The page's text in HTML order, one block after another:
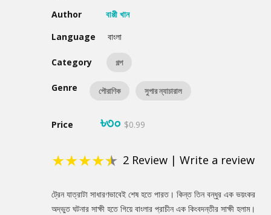
Author
বাপ্পী খান
Language
বাংলা
Category গল্প
Genre পৌরাণিক সুপার ন্যাচারাল
Price ৳৩০ $0.99
★★★★★ 2 Review | Write a review
Product
Summery
ট্রেন যাত্রাটা সাধারণভাবেই শেষ হতে পারত। কিন্ত তিন বন্ধুর এক ভয়ংকর
অদ্ভুত ঘটনার সাক্ষী হতে গিয়ে বাংলার প্রাচীন এক কিংবদন্তীর সাক্ষী হলাম।